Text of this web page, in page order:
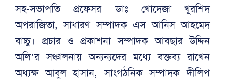
সহ-সভাপতি প্রফেসর ডাঃ খোদেজা খুরশিদ
অপরাজিতা, সাধারণ সম্পাদক এস আনিস আহমেদ
বাচ্চু। প্রচার ও প্রকাশনা সম্পাদক আবছার উদ্দিন
অলি’র সঞ্চালনায় অন্যন্যদের মধ্যে বক্তব্য রাখেন
অধ্যক্ষ আবুল হাসান, সাংগঠনিক সম্পাদক দীলিপ